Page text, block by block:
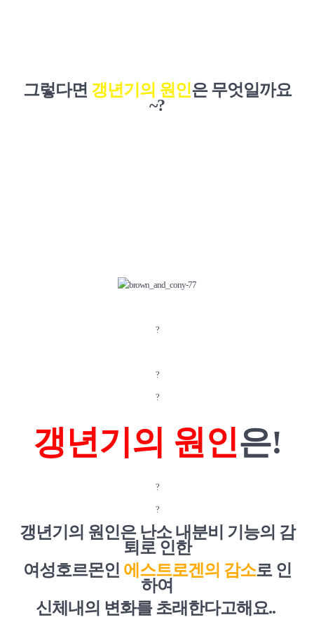
그렇다면 갱년기의 원인은 무엇일까요
~?
?
?
?
갱년기의 원인은!
?
?
갱년기의 원인은 난소 내분비 기능의 감
퇴로 인한
여성호르몬인 에스트로겐의 감소로 인
하여
신체내의 변화를 초래한다고해요..